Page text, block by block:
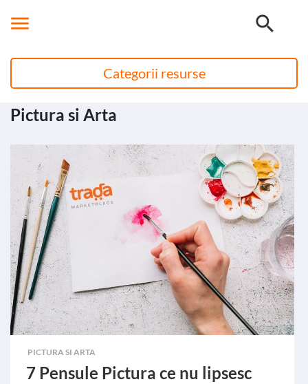
 
Categorii resurse
Pictura si Arta
PICTURA SI ARTA
7 Pensule Pictura ce nu lipsesc